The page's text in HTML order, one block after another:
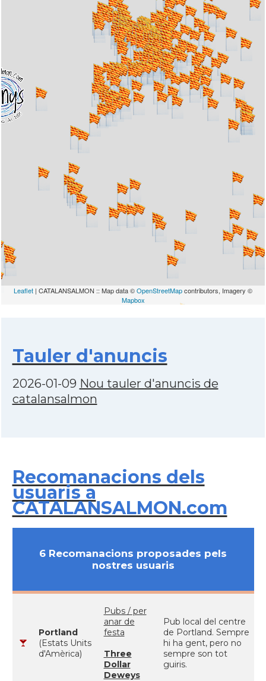
Leaflet | CATALANSALMON :: Map data ©OpenStreetMapcontributors, Imagery ©
Mapbox
Tauler d'anuncis
2026-01-09 Nou tauler d'anuncis de
catalansalmon
Recomanacions dels
usuaris a
CATALANSALMON.com
6 Recomanacions proposades pels
nostres usuaris
Portland
(Estats Units
d'Amèrica)
Pubs / per
anar de
festa
Three
Dollar
Deweys
Pub local del centre
de Portland. Sempre
hi ha gent, pero no
sempre son tot
guiris.